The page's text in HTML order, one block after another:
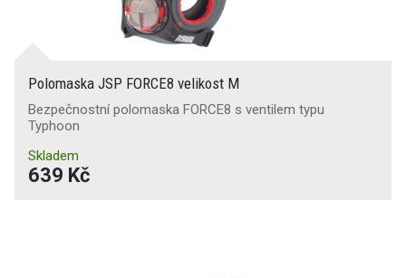
Polomaska JSP FORCE8 velikost M
Bezpečnostní polomaska FORCE8 s ventilem typu
Typhoon
Skladem
639 Kč